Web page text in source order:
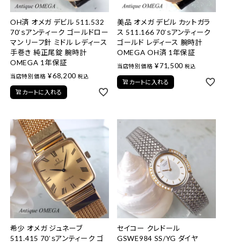
OH済 オメガ デビル 511.532
70’ｓアンティーク ゴールドロー
マン リーフ針 ミドル レディース
手巻き 純正尾錠 腕時計
OMEGA 1年保証
当店特別価格 ¥68,200 税込
カートに入れる
美品 オメガ デビル カットガラ
ス 511.166 70’ｓアンティーク
ゴールド レディース 腕時計
OMEGA OH済 1年保証
当店特別価格 ¥71,500 税込
カートに入れる
希少 オメガ ジュネーブ
511.415 70’ｓアンティーク ゴ
セイコー クレドール
GSWE984 SS/YG ダイヤ